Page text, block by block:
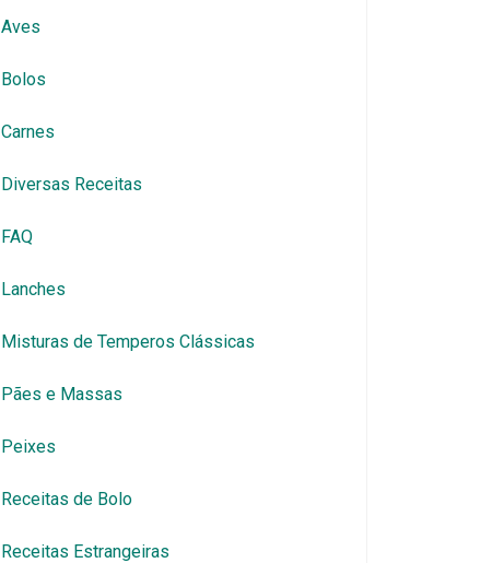
Aves
Bolos
Carnes
Diversas Receitas
FAQ
Lanches
Misturas de Temperos Clássicas
Pães e Massas
Peixes
Receitas de Bolo
Receitas Estrangeiras